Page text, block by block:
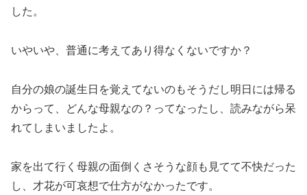
した。
いやいや、普通に考えてあり得なくないですか？
自分の娘の誕生日を覚えてないのもそうだし明日には帰る
からって、どんな母親なの？ってなったし、読みながら呆
れてしまいましたよ。
家を出て行く母親の面倒くさそうな顔も見てて不快だった
し、才花が可哀想で仕方がなかったです。